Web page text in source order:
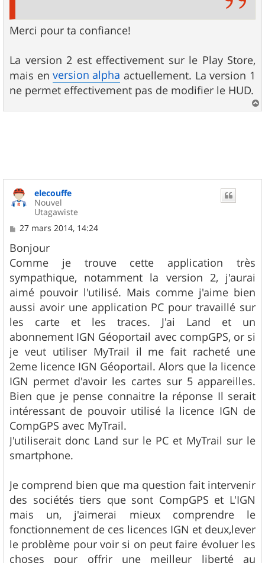
Merci pour ta confiance!
La version 2 est effectivement sur le Play Store,
mais enversion alpha actuellement. La version 1
ne permet effectivement pas de modifier le HUD.
a
elecouffe
Nouvel
Utagawiste
M
s
s
a
g
e
27 mars 2014, 14:24
Bonjour
Comme je trouve cette application très
sympathique, notamment la version 2, j'aurai
aimé pouvoir l'utilisé. Mais comme j'aime bien
aussi avoir une application PC pour travaillé sur
les carte et les traces. J'ai Land et un
abonnement IGN Géoportail avec compGPS, or si
je veut utiliser MyTrail il me fait racheté une
2eme licence IGN Géoportail. Alors que la licence
IGN permet d'avoir les cartes sur 5 appareilles.
Bien que je pense connaitre la réponse Il serait
intéressant de pouvoir utilisé la licence IGN de
CompGPS avec MyTrail.
J'utiliserait donc Land sur le PC et MyTrail sur le
smartphone.
Je comprend bien que ma question fait intervenir
des sociétés tiers que sont CompGPS et L'IGN
mais un, j'aimerai mieux comprendre le
fonctionnement de ces licences IGN et deux,lever
le problème pour voir si on peut faire évoluer les
choses pour offrir une meilleur liberté au